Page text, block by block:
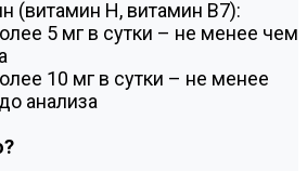
(витамин Н, витамин В7):
5 мг в сутки – не менее чем
10 мг в сутки – не менее
анализа